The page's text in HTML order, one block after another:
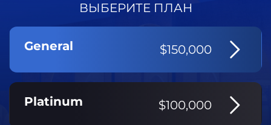
ВЫБЕРИТЕ ПЛАН
General $150,000
Platinum $100,000